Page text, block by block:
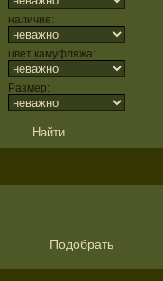
наличие:
цвет камуфляжа:
Размер:
Подобрать